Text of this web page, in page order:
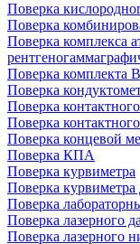
Поверка
Поверка
Поверка комплекса
Поверка комплекта
Поверка
Поверка
Поверка
Поверка концевой
Поверка КПА
Поверка курвиметра
Поверка
Поверка
Поверка лазерного
Поверка лазерного